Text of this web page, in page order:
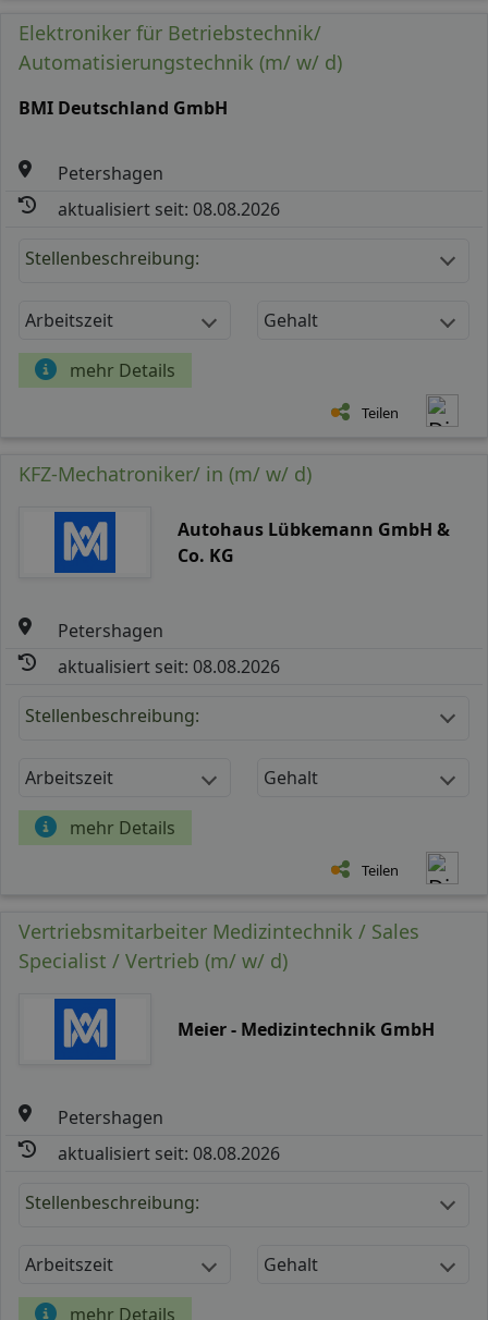
Elektroniker für Betriebstechnik/
Automatisierungstechnik (m/ w/ d)
BMI Deutschland GmbH
Petershagen
aktualisiert seit: 08.08.2026
Stellenbeschreibung:
Arbeitszeit Gehalt
mehr Details
Teilen
KFZ-Mechatroniker/ in (m/ w/ d)
Autohaus Lübkemann GmbH &
Co. KG
Petershagen
aktualisiert seit: 08.08.2026
Stellenbeschreibung:
Arbeitszeit Gehalt
mehr Details
Teilen
Vertriebsmitarbeiter Medizintechnik / Sales
Specialist / Vertrieb (m/ w/ d)
Meier - Medizintechnik GmbH
Petershagen
aktualisiert seit: 08.08.2026
Stellenbeschreibung:
Arbeitszeit Gehalt
mehr Details